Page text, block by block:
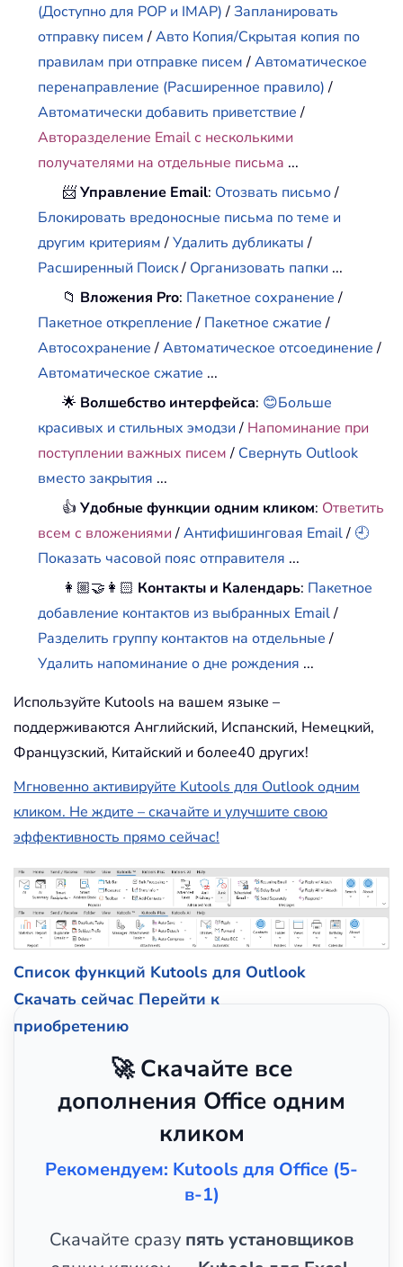
(Доступно для POP и IMAP)/Запланировать
отправку писем/Авто Копия/Скрытая копия по
правилам при отправке писем/Автоматическое
перенаправление (Расширенное правило)/
Автоматически добавить приветствие/
Авторазделение Email с несколькими
получателями на отдельные письма ...
📨Управление Email: Отозвать письмо/
Блокировать вредоносные письма по теме и
другим критериям/Удалить дубликаты/
Расширенный Поиск/ Организовать папки ...
📁 Вложения Pro: Пакетное сохранение/
Пакетное открепление/ Пакетное сжатие/
Автосохранение/Автоматическое отсоединение/
Автоматическое сжатие ...
🌟 Волшебство интерфейса: 😊Больше
красивых и стильных эмодзи/ Напоминание при
поступлении важных писем/ Свернуть Outlook
вместо закрытия ...
👍Удобные функции одним кликом: Ответить
всем с вложениями /Антифишинговая Email/ 🕘
Показать часовой пояс отправителя ...
👩🏼‍🤝‍👩🏻 Контакты и Календарь: Пакетное
добавление контактов из выбранных Email/
Разделить группу контактов на отдельные/
Удалить напоминание о дне рождения ...
Используйте Kutools на вашем языке –
поддерживаются Английский, Испанский, Немецкий,
Французский, Китайский и более40 других!
Мгновенно активируйте Kutools для Outlook одним
кликом. Не ждите – скачайте и улучшите свою
эффективность прямо сейчас!
Список функций Kutools для Outlook
Скачать сейчас Перейти к
приобретению
🚀 Скачайте все
дополнения Office одним
кликом
Рекомендуем: Kutools для Office (5-
в-1)
Скачайте сразу пять установщиков